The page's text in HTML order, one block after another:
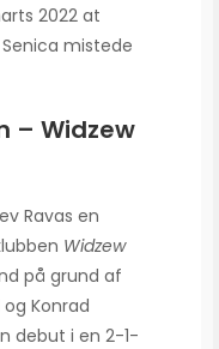
2022 at
mistede
– Widzew
Ravas en
Widzew
på grund af
Konrad
debut i en 2-1-